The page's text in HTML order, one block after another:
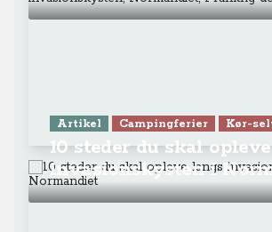
Artikel Campingferier Kør-
10 steder du skal
invasionskysten i